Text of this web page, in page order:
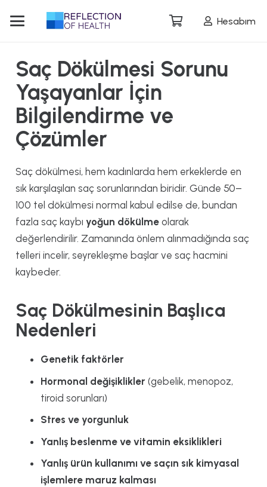
Hesabım
Saç Dökülmesi Sorunu
Yaşayanlar İçin
Bilgilendirme ve
Çözümler
Saç dökülmesi, hem kadınlarda hem erkeklerde en
sık karşılaşılan saç sorunlarından biridir. Günde 50–
100 tel dökülmesi normal kabul edilse de, bundan
fazla saç kaybı yoğun dökülmeolarak
değerlendirilir. Zamanında önlem alınmadığında saç
telleri incelir, seyrekleşme başlar ve saç hacmini
kaybeder.
Saç Dökülmesinin Başlıca
Nedenleri
Genetik faktörler
Hormonal değişiklikler (gebelik, menopoz,
tiroid sorunları)
Stres ve yorgunluk
Yanlış beslenme ve vitamin eksiklikleri
Yanlış ürün kullanımı ve saçın sık kimyasal
işlemlere maruz kalması